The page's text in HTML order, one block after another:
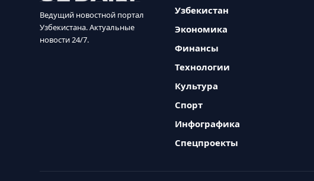
Ведущий новостной портал
Узбекистана. Актуальные
новости 24/7.
Узбекистан
Экономика
Финансы
Технологии
Культура
Спорт
Инфографика
Спецпроекты